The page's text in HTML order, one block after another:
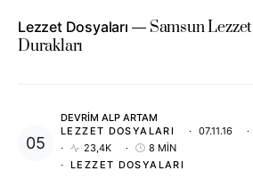
Lezzet Dosyaları
Samsun Lezzet
Durakları
DEVRIM ALP ARTAM
LEZZET DOSYALARI
07.11.16
23,4K
8 MIN
LEZZET DOSYALARI